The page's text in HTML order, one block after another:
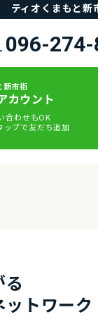
ティオくまもと新
096-
新市街
カウント
合わせもOK
ップで友だち追加
トワーク